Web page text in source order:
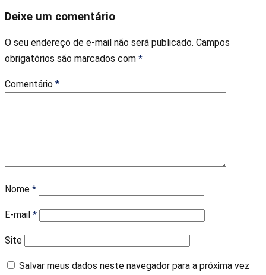
Deixe um comentário
O seu endereço de e-mail não será publicado. Campos
obrigatórios são marcados com *
Comentário *
Nome *
E-mail *
Site
Salvar meus dados neste navegador para a próxima vez